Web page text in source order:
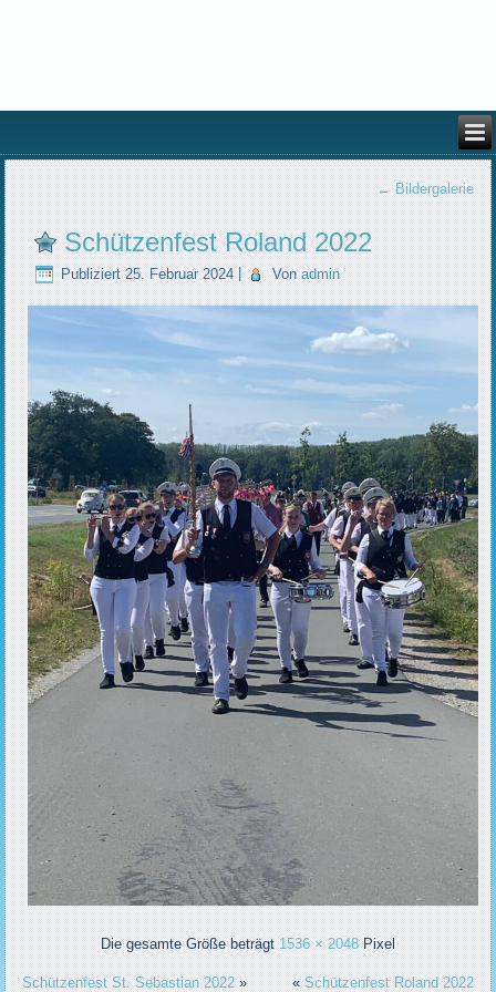
←Bildergalerie
Schützenfest Roland 2022
Publiziert 25. Februar 2024| Von admin
Die gesamte Größe beträgt1536 × 2048Pixel
Schützenfest St. Sebastian 2022» «Schützenfest Roland 2022